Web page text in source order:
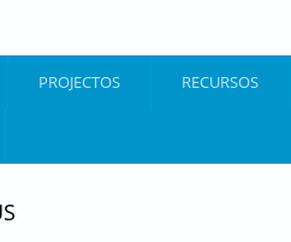
PROJECTOS RECURSOS